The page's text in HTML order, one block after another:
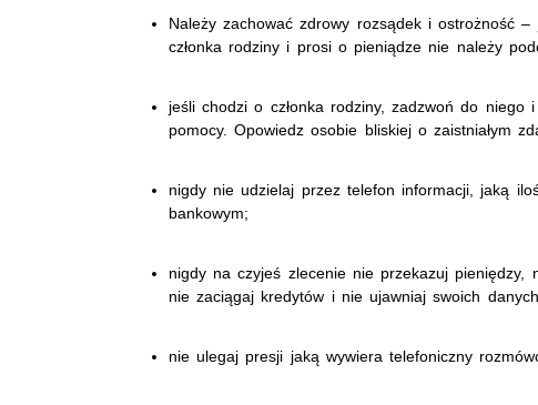
Należy zachować zdrowy rozsądek i ostrożność
członka rodziny i prosi o pieniądze nie należy
jeśli chodzi o członka rodziny, zadzwoń do
pomocy. Opowiedz osobie bliskiej o zaistniałym
nigdy nie udzielaj przez telefon informacji, jaką
bankowym;
nigdy na czyjeś zlecenie nie przekazuj pieniędzy,
nie zaciągaj kredytów i nie ujawniaj swoich
nie ulegaj presji jaką wywiera telefoniczny